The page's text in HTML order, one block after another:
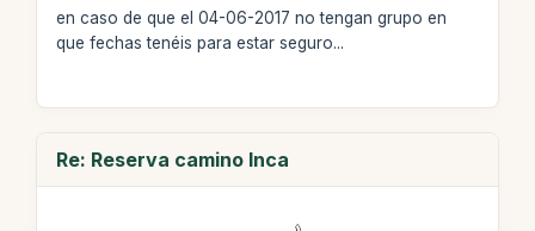
en caso de que el 04-06-2017 no tengan grupo en
que fechas tenéis para estar seguro...
Re: Reserva camino Inca